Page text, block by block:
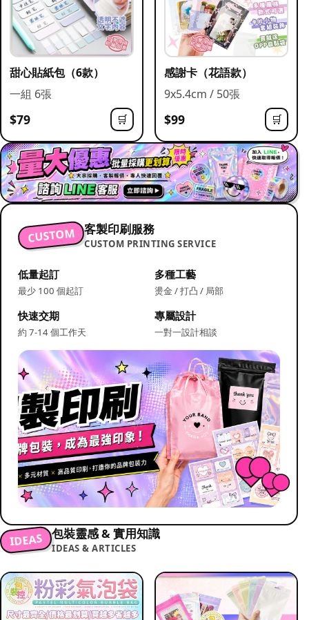
甜心貼紙包（6款）
一組 6張
$79 🛒
感謝卡（花語款）
9x5.4cm / 50張
$99 🛒
CUSTOM 客製印刷服務
CUSTOM PRINTING SERVICE
低量起訂
最少 100 個起訂
多種工藝
燙金 / 打凸 / 局部
快速交期
約 7-14 個工作天
專屬設計
一對一設計相談
IDEAS 包裝靈感 & 實用知識
IDEAS & ARTICLES